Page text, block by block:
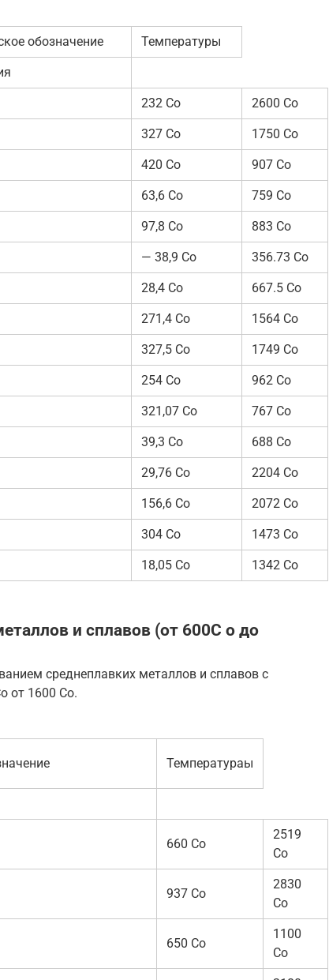
обозначение Температуры
232 Со 2600 Со
327 Со 1750 Со
420 Со 907 Со
63,6 Со 759 Со
97,8 Со 883 Со
— 38,9 Со 356.73 Со
28,4 Со 667.5 Со
271,4 Со 1564 Со
327,5 Со 1749 Со
254 Со 962 Со
321,07 Со 767 Со
39,3 Со 688 Со
29,76 Со 2204 Со
156,6 Со 2072 Со
304 Со 1473 Со
18,05 Со 1342 Со
и сплавов (от 600С о до
среднеплавких металлов и сплавов с
от 1600 Со.
Температураы
660 Со
2519
Со
937 Со
2830
Со
650 Со
1100
Со